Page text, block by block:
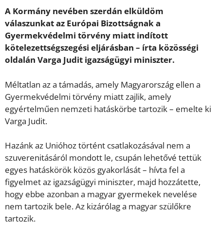
A Kormány nevében szerdán elküldöm
válaszunkat az Európai Bizottságnak a
Gyermekvédelmi törvény miatt indított
kötelezettségszegési eljárásban – írta közösségi
oldalán Varga Judit igazságügyi miniszter.
Méltatlan az a támadás, amely Magyarország ellen a
Gyermekvédelmi törvény miatt zajlik, amely
egyértelműen nemzeti hatáskörbe tartozik – emelte ki
Varga Judit.
Hazánk az Unióhoz történt csatlakozásával nem a
szuverenitásáról mondott le, csupán lehetővé tettük
egyes hatáskörök közös gyakorlását – hívta fel a
figyelmet az igazságügyi miniszter, majd hozzátette,
hogy ebbe azonban a magyar gyermekek nevelése
nem tartozik bele. Az kizárólag a magyar szülőkre
tartozik.